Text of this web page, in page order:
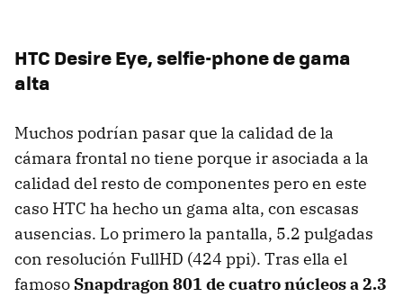
HTC Desire Eye, selfie-phone de gama
alta
Muchos podrían pasar que la calidad de la
cámara frontal no tiene porque ir asociada a la
calidad del resto de componentes pero en este
caso HTC ha hecho un gama alta, con escasas
ausencias. Lo primero la pantalla, 5.2 pulgadas
con resolución FullHD (424 ppi). Tras ella el
famoso Snapdragon 801 de cuatro núcleos a 2.3